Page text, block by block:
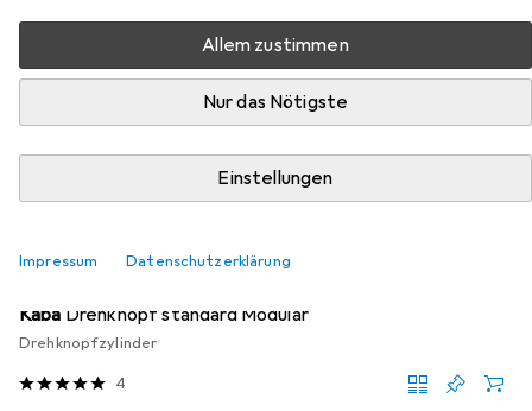
Allem zustimmen
Nur das Nötigste
Einstellungen
Impressum Datenschutzerklärung
Kategorie Türschloss + Schliesszylinder.
Relevanz
Produktliste
Türschloss + Schliesszylinder
Kaba Drehknopf standard Modular
Drehknopfzylinder
4